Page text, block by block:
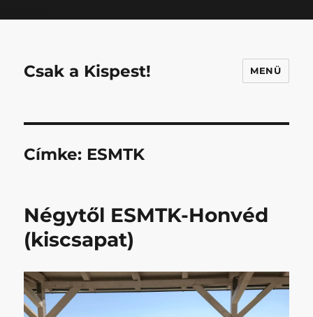
Csak a Kispest! MENÜ
Címke: ESMTK
Négytől ESMTK-Honvéd
(kiscsapat)